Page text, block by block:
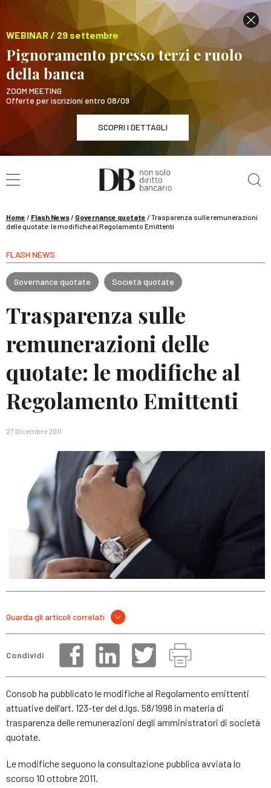
WEBINAR / 29 settembre
Pignoramento presso terzi e ruolo
della banca
ZOOM MEETING
Offerte per iscrizioni entro 08/09
SCOPRI I DETTAGLI
WEBINAR / 29 settembre
Pignoramento presso terzi e ruolo della banca
Home / Flash News/ Governance quotate /Trasparenza sulle remunerazioni
delle quotate: le modifiche al Regolamento Emittenti
FLASH NEWS
Governance quotate Società quotate
Trasparenza sulle
remunerazioni delle
quotate: le modifiche al
Regolamento Emittenti
27 Dicembre 2011
Guarda gli articoli correlati
Condividi
Consob ha pubblicato le modifiche al Regolamento emittenti
attuative dell’art. 123-ter del d.lgs. 58/1998 in materia di
trasparenza delle remunerazioni degli amministratori di società
quotate.
Le modifiche seguono la consultazione pubblica avviata lo
scorso 10 ottobre 2011.